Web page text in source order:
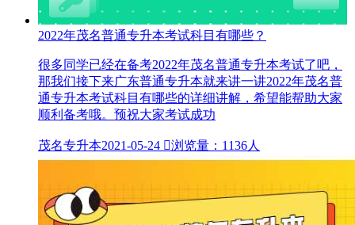
2022年茂名普通专升本考试科目有哪些？
很多同学已经在备考2022年茂名普通专升本考试了吧，
那我们接下来广东普通专升本就来讲一讲2022年茂名普
通专升本考试科目有哪些的详细讲解，希望能帮助大家
顺利备考哦。预祝大家考试成功
茂名专升本2021-05-24 浏览量：1136人